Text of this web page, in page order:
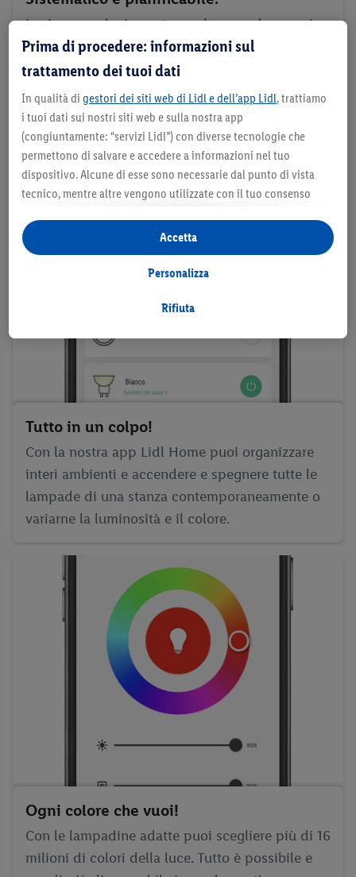
Luci accese, luci spente, anche quando non ci
sei: che si tratti di gestire l'illuminazione
quando sei in vacanza o della luce per svegliarti,
automatizza la tua illuminazione Smart Home in
base ai tuoi desideri e definisci le tue
impostazioni di routine.
Tutto in un colpo!
Con la nostra app Lidl Home puoi organizzare
interi ambienti e accendere e spegnere tutte le
lampade di una stanza contemporaneamente o
variarne la luminosità e il colore.
Ogni colore che vuoi!
Con le lampadine adatte puoi scegliere più di 16
milioni di colori della luce. Tutto è possibile e
Prima di procedere: informazioni sul
trattamento dei tuoi dati
In qualità di gestori dei siti web di Lidl e dell’app Lidl, trattiamo
i tuoi dati sui nostri siti web e sulla nostra app
(congiuntamente: “servizi Lidl”) con diverse tecnologie che
permettono di salvare e accedere a informazioni nel tuo
dispositivo. Alcune di esse sono necessarie dal punto di vista
tecnico, mentre altre vengono utilizzate con il tuo consenso
statistiche o per realizzare pubblicità personalizzate all’interno
e all’esterno dei servizi Lidl. Se partecipi al programma Lidl Plus,
per tali finalità vengono trattati anche dati riguardanti il tuo
Selezionando “Personalizza” puoi consentire solo alcune
tecnologie necessarie. Cliccando su “Accetta” acconsenti a tutti
i trattamenti per tutte le finalità sopra menzionate. Nelle nostre
disposizioni sulla protezione dei dati
dei dati e al tuo diritto di revocare il consenso in qualsiasi
momento con effetto per il futuro.Le note legali sono
disponibili qui.
Rifiuta
Personalizza
Accetta